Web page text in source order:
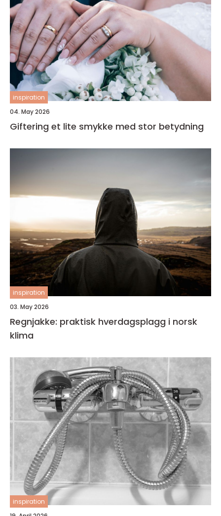
inspiration
04. May 2026
Giftering et lite smykke med stor betydning
inspiration
03. May 2026
Regnjakke: praktisk hverdagsplagg i norsk
klima
inspiration